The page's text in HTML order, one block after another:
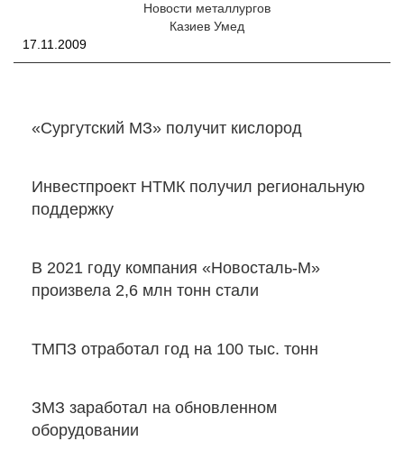
Новости металлургов
Казиев Умед
17.11.2009
«Сургутский МЗ» получит кислород
Инвестпроект НТМК получил региональную
поддержку
В 2021 году компания «Новосталь-М»
произвела 2,6 млн тонн стали
ТМПЗ отработал год на 100 тыс. тонн
ЗМЗ заработал на обновленном
оборудовании